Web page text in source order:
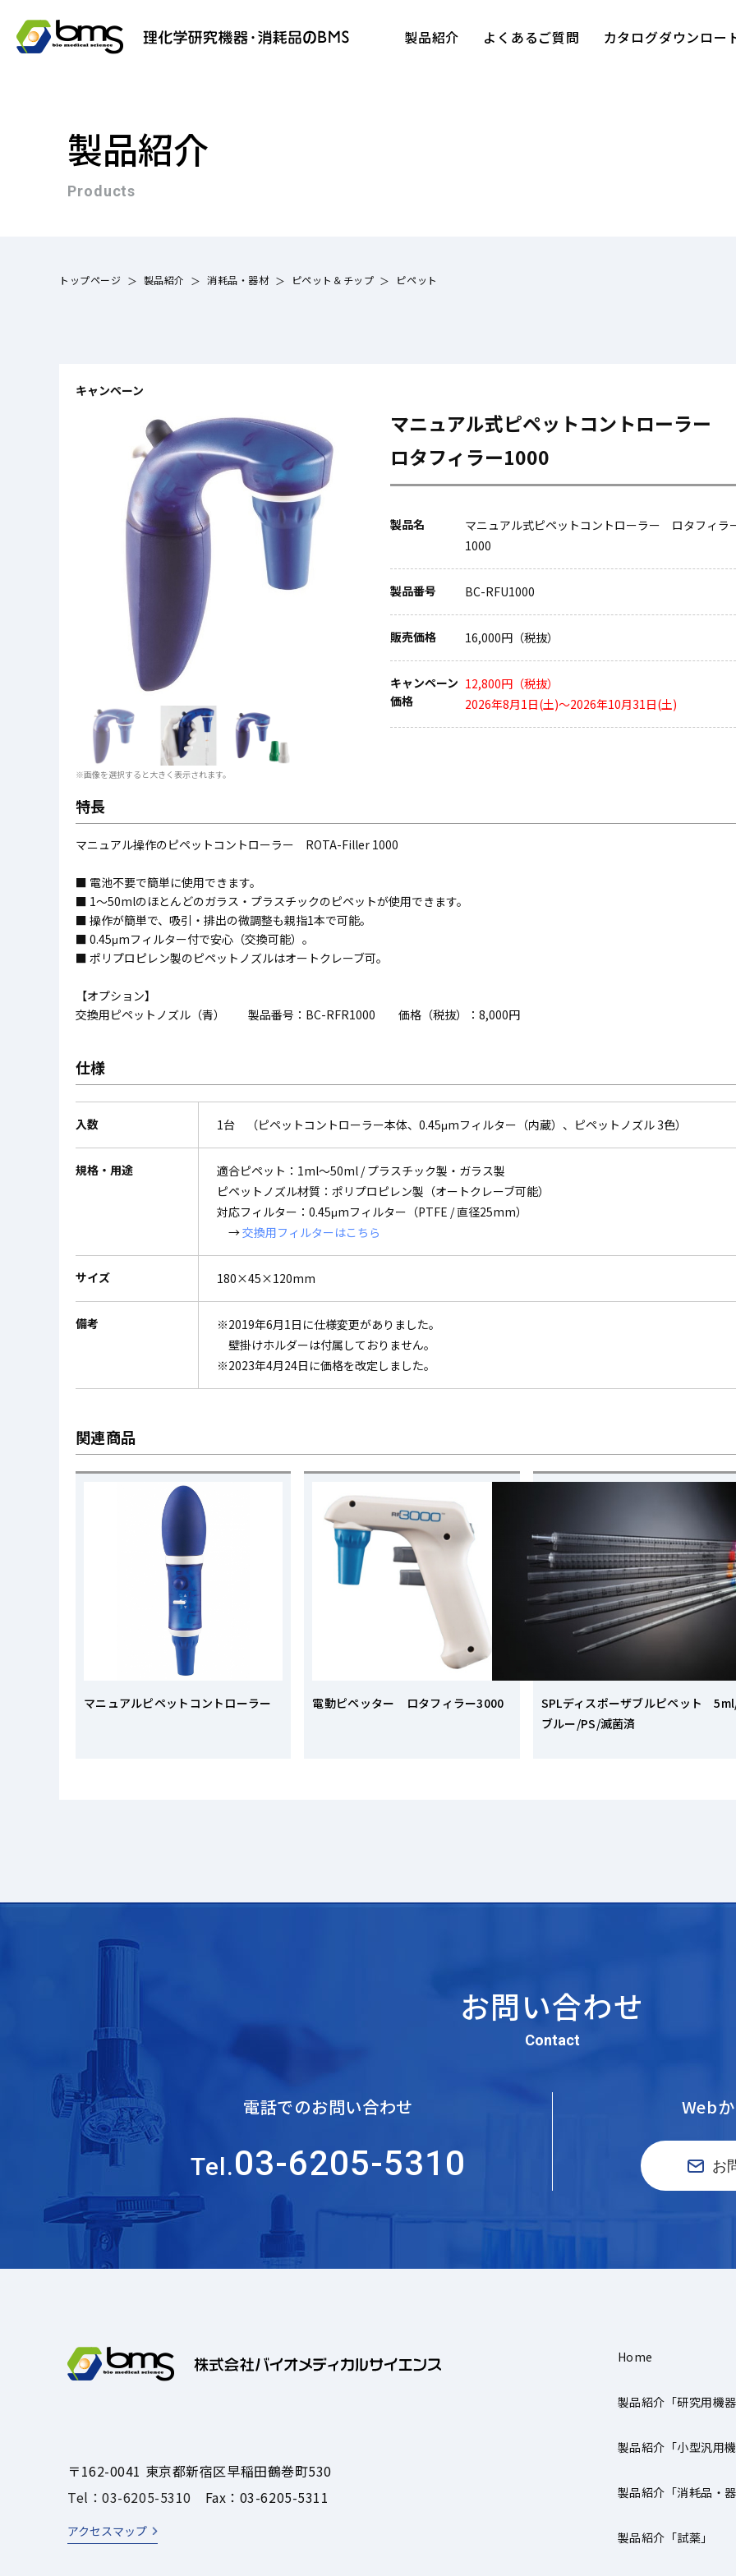
製品紹介 よくあるご質問 カタログダウンロー
製品紹介
Products
トップページ 製品紹介 消耗品・器材 ピペット＆チップ ピペット
キャンペーン
※画像を選択すると大きく表示されます。
マニュアル式ピペットコントローラー
ロタフィラー1000
製品名
マニュアル式ピペットコントローラー ロタフィラ
1000
製品番号 BC-RFU1000
販売価格 16,000円（税抜）
キャンペーン
価格
12,800円（税抜）
2026年8月1日(土)～2026年10月31日(土)
特長
マニュアル操作のピペットコントローラー ROTA-Filler 1000
■ 電池不要で簡単に使用できます。
■ 1～50mlのほとんどのガラス・プラスチックのピペットが使用できます。
■ 操作が簡単で、吸引・排出の微調整も親指1本で可能。
■ 0.45μmフィルター付で安心（交換可能）。
■ ポリプロピレン製のピペットノズルはオートクレーブ可。
【オプション】
交換用ピペットノズル（青） 製品番号：BC-RFR1000 価格（税抜）：8,000円
仕様
入数 1台 （ピペットコントローラー本体、0.45μmフィルター（内蔵）、ピペットノズル 3色）
規格・用途
適合ピペット：1ml～50ml / プラスチック製・ガラス製
ピペットノズル材質：ポリプロピレン製（オートクレーブ可能）
対応フィルター：0.45μmフィルター（PTFE / 直径25mm）
→交換用フィルターはこちら
サイズ 180×45×120mm
備考
※2019年6月1日に仕様変更がありました。
壁掛けホルダーは付属しておりません。
※2023年4月24日に価格を改定しました。
関連商品
マニュアルピペットコントローラー 電動ピペッター ロタフィラー3000
SPLディスポーザブルピペット
ブルー/PS/滅菌済
お問い合わせ
Contact
電話でのお問い合わせ
Tel.03-6205-5310
Web
お
〒162-0041 東京都新宿区早稲田鶴巻町530
Tel：03-6205-5310 Fax：03-6205-5311
アクセスマップ
Home
製品紹介「研究用機
製品紹介「小型汎用
製品紹介「消耗品・
製品紹介「試薬」